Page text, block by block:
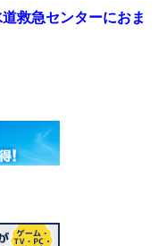
救急センターにおま